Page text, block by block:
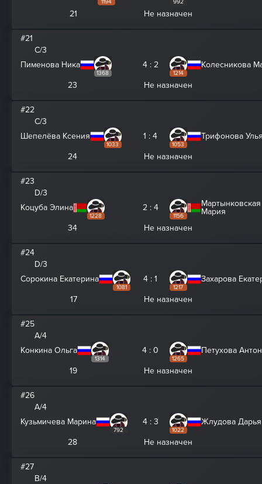
1194 992
21 Не назначен
#21
C/3
Пименова Ника
1368
4 : 2
1214
Колесникова
23 Не назначен
#22
C/3
Шепелёва Ксения
1033
1 : 4
1053
Трифонова
24 Не назначен
#23
D/3
Коцуба Элина
1228
2 : 4
1156
Мартынковская
Мария
34
Не назначен
#24
D/3
Сорокина Екатерина
1081
4 : 1
1217
Захарова
17 Не назначен
#25
A/4
Конкина Ольга
1314
4 : 0
1265
Петухова
19 Не назначен
#26
A/4
Кузьмичева Марина
792
4 : 3
1022
Жлудова Дарья
28 Не назначен
#27
B/4